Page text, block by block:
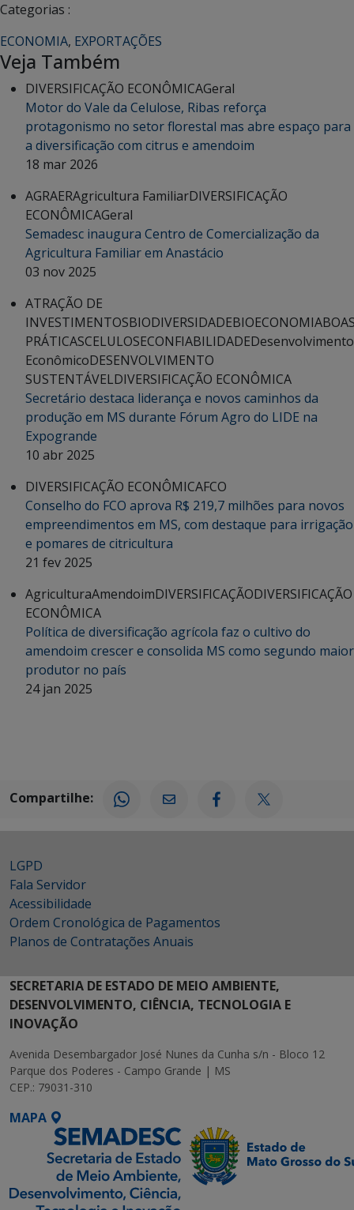
Categorias :
ECONOMIA, EXPORTAÇÕES
Veja Também
DIVERSIFICAÇÃO ECONÔMICAGeral
Motor do Vale da Celulose, Ribas reforça
protagonismo no setor florestal mas abre espaço para
a diversificação com citrus e amendoim
18 mar 2026
AGRAERAgricultura FamiliarDIVERSIFICAÇÃO
ECONÔMICAGeral
Semadesc inaugura Centro de Comercialização da
Agricultura Familiar em Anastácio
03 nov 2025
ATRAÇÃO DE
INVESTIMENTOSBIODIVERSIDADEBIOECONOMIA
PRÁTICASCELULOSECONFIABILIDADEDesenvolvimento
EconômicoDESENVOLVIMENTO
SUSTENTÁVELDIVERSIFICAÇÃO ECONÔMICA
Secretário destaca liderança e novos caminhos da
produção em MS durante Fórum Agro do LIDE na
Expogrande
10 abr 2025
DIVERSIFICAÇÃO ECONÔMICAFCO
Conselho do FCO aprova R$ 219,7 milhões para novos
empreendimentos em MS, com destaque para irrigação
e pomares de citricultura
21 fev 2025
AgriculturaAmendoimDIVERSIFICAÇÃODIVERSIFICAÇÃO
ECONÔMICA
Política de diversificação agrícola faz o cultivo do
amendoim crescer e consolida MS como segundo maior
produtor no país
24 jan 2025
Compartilhe:
LGPD
Fala Servidor
Acessibilidade
Ordem Cronológica de Pagamentos
Planos de Contratações Anuais
SECRETARIA DE ESTADO DE MEIO AMBIENTE,
DESENVOLVIMENTO, CIÊNCIA, TECNOLOGIA E
INOVAÇÃO
Avenida Desembargador José Nunes da Cunha s/n - Bloco 12
Parque dos Poderes - Campo Grande | MS
CEP.: 79031-310
MAPA